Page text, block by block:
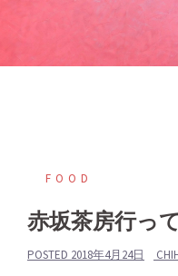
FOOD
赤坂茶房行っ
POSTED 2018年4月24日